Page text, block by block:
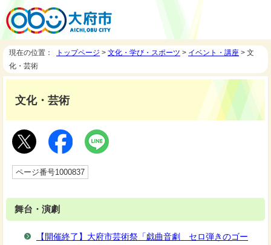
現在の位置： トップページ > 文化・学び・スポーツ > イベント・講座 > 文
化・芸術
文化・芸術
ページ番号1000837
舞台・演劇
【開催終了】大府市芸術祭「戯曲音劇 セロ弾きのゴー